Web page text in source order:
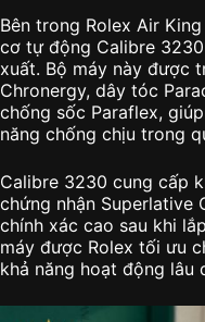
Bên trong Rolex Air
cơ tự động Calibre
xuất. Bộ máy này được
Chronergy, dây tóc
chống sốc Paraflex,
năng chống chịu trong
Calibre 3230 cung cấp
chứng nhận Superlative
chính xác cao sau khi
máy được Rolex tối ưu
khả năng hoạt động lâu